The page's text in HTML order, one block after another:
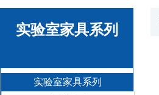
实验室家具系列
实验室家具系列